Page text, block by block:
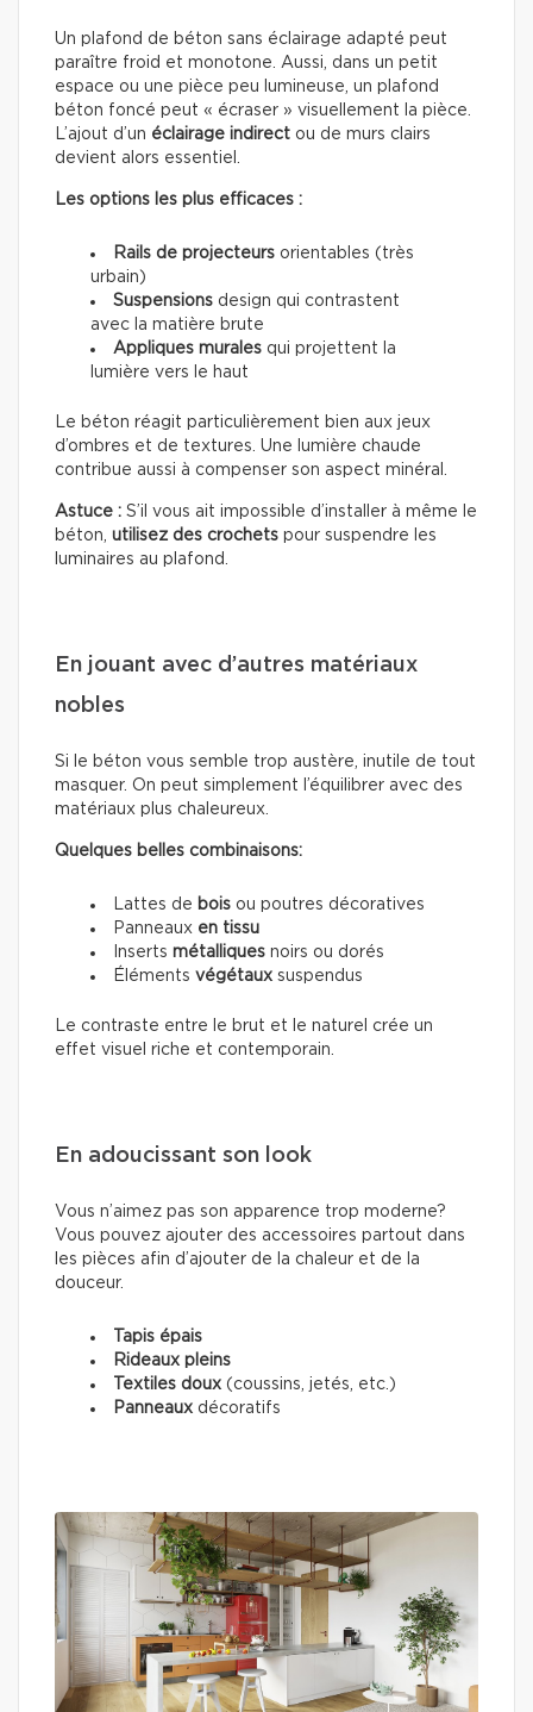
Un plafond de béton sans éclairage adapté peut
paraître froid et monotone. Aussi, dans un petit
espace ou une pièce peu lumineuse, un plafond
béton foncé peut « écraser » visuellement la pièce.
L’ajout d’un éclairage indirect ou de murs clairs
devient alors essentiel.
Les options les plus efficaces :
Rails de projecteurs orientables (très
urbain)
Suspensions design qui contrastent
avec la matière brute
Appliques murales qui projettent la
lumière vers le haut
Le béton réagit particulièrement bien aux jeux
d’ombres et de textures. Une lumière chaude
contribue aussi à compenser son aspect minéral.
Astuce : S’il vous ait impossible d’installer à même le
béton, utilisez des crochets pour suspendre les
luminaires au plafond.
En jouant avec d’autres matériaux
nobles
Si le béton vous semble trop austère, inutile de tout
masquer. On peut simplement l’équilibrer avec des
matériaux plus chaleureux.
Quelques belles combinaisons:
Lattes de bois ou poutres décoratives
Panneaux en tissu
Inserts métalliques noirs ou dorés
Éléments végétaux suspendus
Le contraste entre le brut et le naturel crée un
effet visuel riche et contemporain.
En adoucissant son look
Vous n’aimez pas son apparence trop moderne?
Vous pouvez ajouter des accessoires partout dans
les pièces afin d’ajouter de la chaleur et de la
douceur.
Tapis épais
Rideaux pleins
Textiles doux (coussins, jetés, etc.)
Panneaux décoratifs